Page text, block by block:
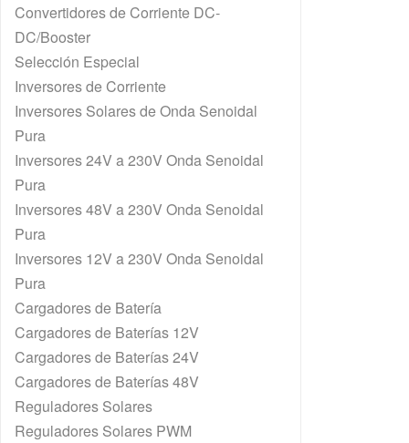
Convertidores de Corriente DC-
DC/Booster
Selección Especial
Inversores de Corriente
Inversores Solares de Onda Senoidal
Pura
Inversores 24V a 230V Onda Senoidal
Pura
Inversores 48V a 230V Onda Senoidal
Pura
Inversores 12V a 230V Onda Senoidal
Pura
Cargadores de Batería
Cargadores de Baterías 12V
Cargadores de Baterías 24V
Cargadores de Baterías 48V
Reguladores Solares
Reguladores Solares PWM